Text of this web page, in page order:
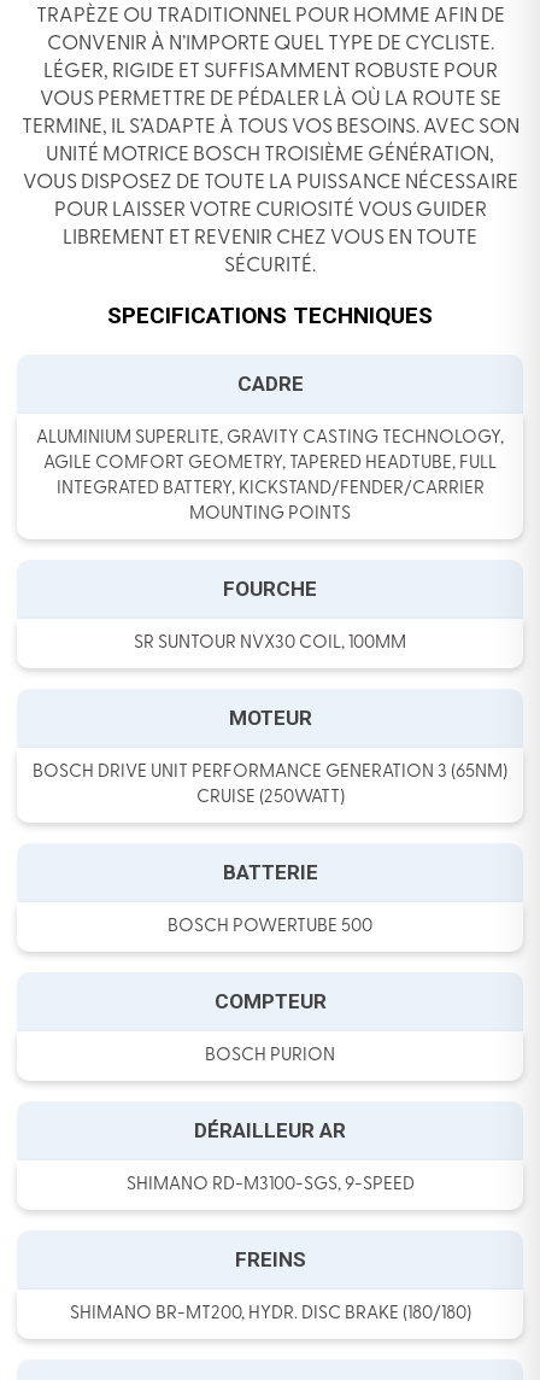
TRAPÈZE OU TRADITIONNEL POUR HOMME AFIN DE
CONVENIR À N’IMPORTE QUEL TYPE DE CYCLISTE.
LÉGER, RIGIDE ET SUFFISAMMENT ROBUSTE POUR
VOUS PERMETTRE DE PÉDALER LÀ OÙ LA ROUTE SE
TERMINE, IL S’ADAPTE À TOUS VOS BESOINS. AVEC SON
UNITÉ MOTRICE BOSCH TROISIÈME GÉNÉRATION,
VOUS DISPOSEZ DE TOUTE LA PUISSANCE NÉCESSAIRE
POUR LAISSER VOTRE CURIOSITÉ VOUS GUIDER
LIBREMENT ET REVENIR CHEZ VOUS EN TOUTE
SÉCURITÉ.
SPECIFICATIONS TECHNIQUES
CADRE
ALUMINIUM SUPERLITE, GRAVITY CASTING TECHNOLOGY,
AGILE COMFORT GEOMETRY, TAPERED HEADTUBE, FULL
INTEGRATED BATTERY, KICKSTAND/FENDER/CARRIER
MOUNTING POINTS
FOURCHE
SR SUNTOUR NVX30 COIL, 100MM
MOTEUR
BOSCH DRIVE UNIT PERFORMANCE GENERATION 3 (65NM)
CRUISE (250WATT)
BATTERIE
BOSCH POWERTUBE 500
COMPTEUR
BOSCH PURION
DÉRAILLEUR AR
SHIMANO RD-M3100-SGS, 9-SPEED
FREINS
SHIMANO BR-MT200, HYDR. DISC BRAKE (180/180)